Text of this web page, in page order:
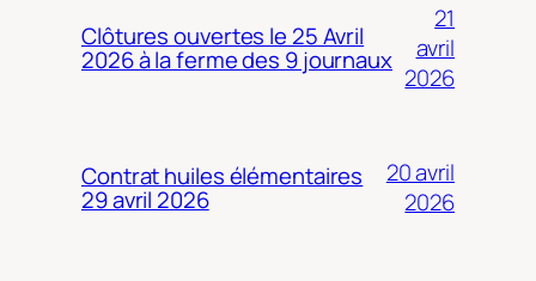
Clôtures ouvertes le 25 Avril
2026 à la ferme des 9 journaux
21
avril
2026
Contrat huiles élémentaires
29 avril 2026
20 avril
2026